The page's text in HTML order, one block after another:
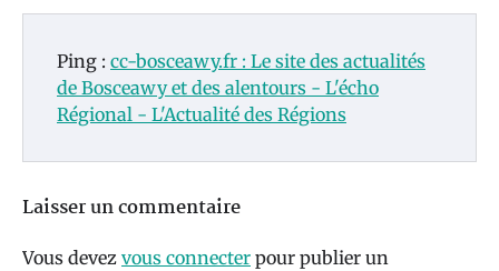
Ping : cc-bosceawy.fr : Le site des actualités
de Bosceawy et des alentours - L'écho
Régional - L'Actualité des Régions
Laisser un commentaire
Vous devez vous connecter pour publier un